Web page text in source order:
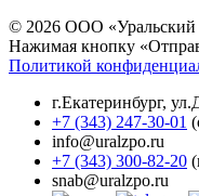
© 2026 ООО «Уральский
Нажимая кнопку
Политикой
г.Екатеринбург,
+7 (343) 247-30-01
info@uralzpo.ru
+7 (343) 300-82-20
snab@uralzpo.ru